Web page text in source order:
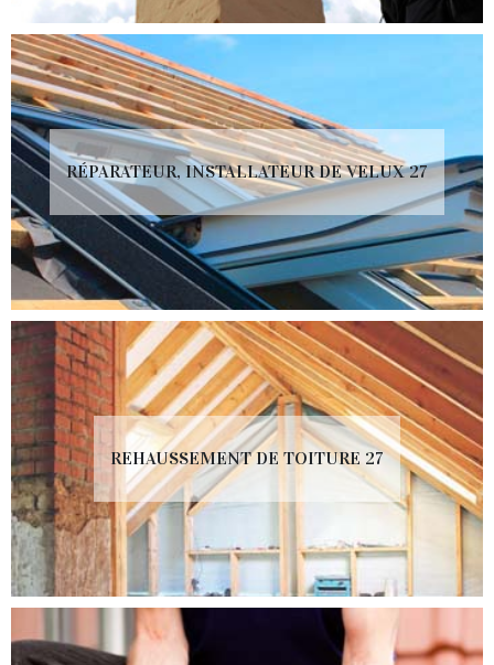
RÉPARATEUR, INSTALLATEUR DE VELUX 27
REHAUSSEMENT DE TOITURE 27